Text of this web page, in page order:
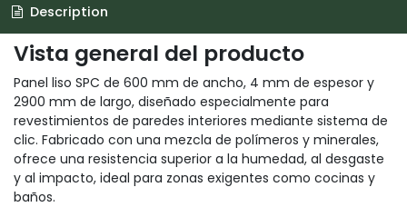
Description
Vista general del producto
Panel liso SPC de 600 mm de ancho, 4 mm de espesor y
2900 mm de largo, diseñado especialmente para
revestimientos de paredes interiores mediante sistema de
clic. Fabricado con una mezcla de polímeros y minerales,
ofrece una resistencia superior a la humedad, al desgaste
y al impacto, ideal para zonas exigentes como cocinas y
baños.